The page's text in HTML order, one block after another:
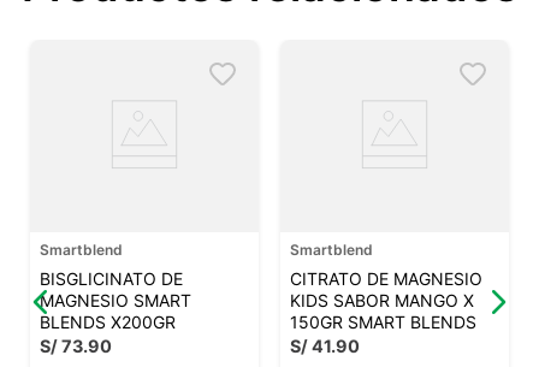
Smartblend
BISGLICINATO DE
MAGNESIO SMART
BLENDS X200GR
S/73.90
Smartblend
CITRATO DE MAGNESIO
KIDS SABOR MANGO X
150GR SMART BLENDS
S/41.90